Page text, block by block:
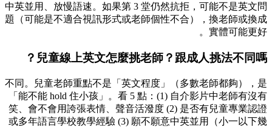
中英並用、放慢語速。如果第 3 堂仍然抗拒，可能不是英文問
題（可能是不適合視訊形式或老師個性不合），換老師或換成
實體可能更好。
兒童線上英文怎麼挑老師？跟成人挑法不同嗎？
不同。兒童老師重點不是「英文程度」（多數老師都夠），是
「能不能 hold 住小孩」。看 5 點：(1) 自介影片中老師有沒有
笑、會不會用誇張表情、聲音活潑度 (2) 是否有兒童專業認證
或多年語言學校教學經驗 (3) 願不願意中英並用（小一以下幾